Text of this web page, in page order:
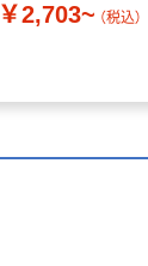
￥2,703~ （税込）